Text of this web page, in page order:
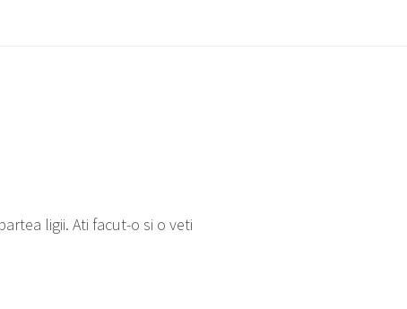
ligii. Ati facut-o si o veti